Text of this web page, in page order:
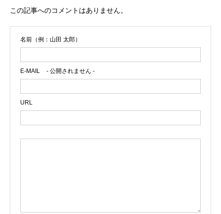
この記事へのコメントはありません。
名前（例：山田 太郎）
E-MAIL - 公開されません -
URL